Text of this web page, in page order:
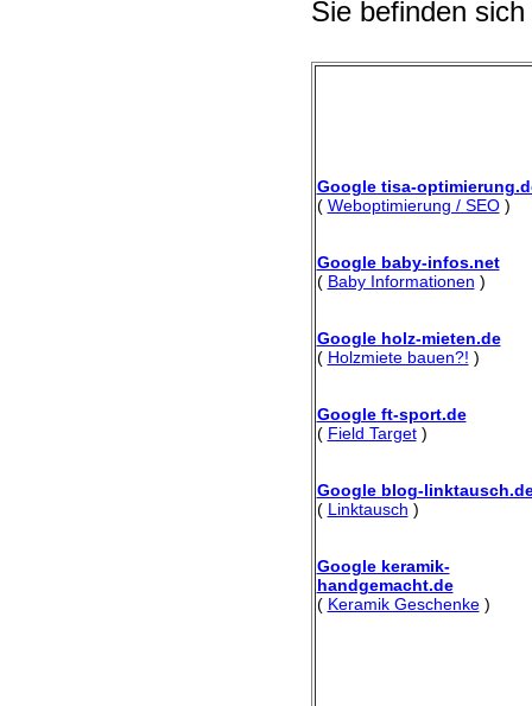
Sie befinden
Google tisa-
( Weboptimierung / SEO)
Google baby-infos.net
( Baby Informationen )
Google holz-mieten.de
( Holzmiete bauen?! )
Google ft-sport.de
( Field Target)
Google blog-
( Linktausch )
Google keramik-
handgemacht.de
( Keramik Geschenke)